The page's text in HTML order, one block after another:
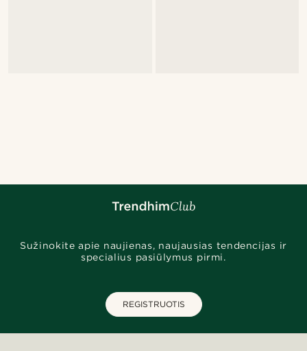
Sužinokite apie naujienas, naujausias tendencijas ir
specialius pasiūlymus pirmi.
REGISTRUOTIS